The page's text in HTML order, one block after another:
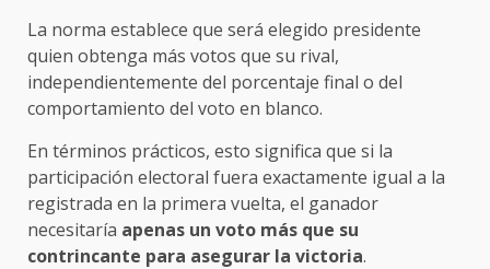
La norma establece que será elegido presidente
quien obtenga más votos que su rival,
independientemente del porcentaje final o del
comportamiento del voto en blanco.
En términos prácticos, esto significa que si la
participación electoral fuera exactamente igual a la
registrada en la primera vuelta, el ganador
necesitaría apenas un voto más que su
contrincante para asegurar la victoria.